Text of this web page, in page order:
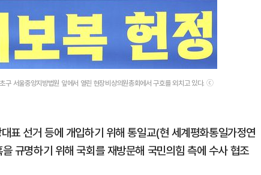
구 서울중앙지방법원 앞에서 열린 현장비상의원총회에서 구호를 외치고 있다. ⓒ
표 선거 등에 개입하기 위해 통일교(현 세계평화통일가정연
규명하기 위해 국회를 재방문해 국민의힘 측에 수사 협조